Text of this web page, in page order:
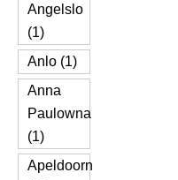
Angelslo
(1)
Anlo (1)
Anna
Paulowna
(1)
Apeldoorn